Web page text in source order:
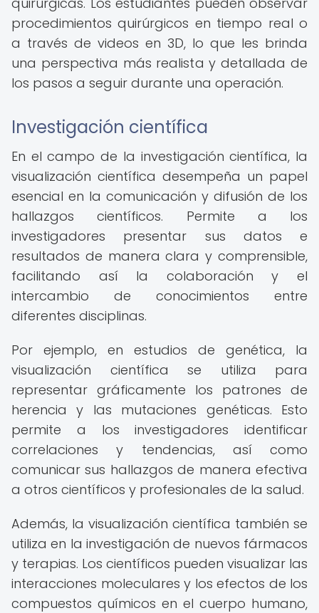
procedimientos quirúrgicos en tiempo real o
a través de videos en 3D, lo que les brinda
una perspectiva más realista y detallada de
los pasos a seguir durante una operación.
Investigación científica
En el campo de la investigación científica, la
visualización científica desempeña un papel
esencial en la comunicación y difusión de los
hallazgos científicos. Permite a los
investigadores presentar sus datos e
resultados de manera clara y comprensible,
facilitando así la colaboración y el
intercambio de conocimientos entre
diferentes disciplinas.
Por ejemplo, en estudios de genética, la
visualización científica se utiliza para
representar gráficamente los patrones de
herencia y las mutaciones genéticas. Esto
permite a los investigadores identificar
correlaciones y tendencias, así como
comunicar sus hallazgos de manera efectiva
a otros científicos y profesionales de la salud.
Además, la visualización científica también se
utiliza en la investigación de nuevos fármacos
y terapias. Los científicos pueden visualizar las
interacciones moleculares y los efectos de los
compuestos químicos en el cuerpo humano,